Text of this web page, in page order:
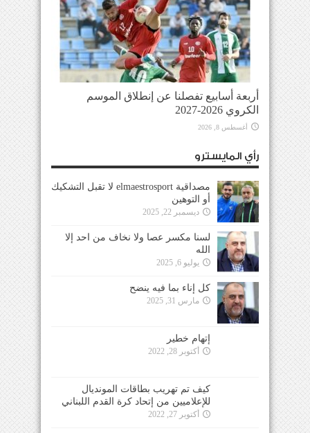
أربعة أسابيع تفصلنا عن إنطلاق الموسم
الكروي 2026-2027
أغسطس 8, 2026
رأي المايسترو
مصداقية elmaestrosport لا تقبل التشكيك
أو التوهين
ديسمبر 22, 2025
لسنا مكسر عصا ولا نخاف من احد إلا
الله
يوليو 6, 2025
كل إناء بما فيه ينضح
مارس 31, 2025
إتهام خطير
أكتوبر 28, 2022
كيف تم تهريب بطاقات المونديال
للإعلاميين من إتحاد كرة القدم اللبناني
أكتوبر 27, 2022